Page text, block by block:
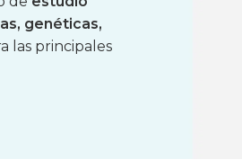
genéticas,
las principales